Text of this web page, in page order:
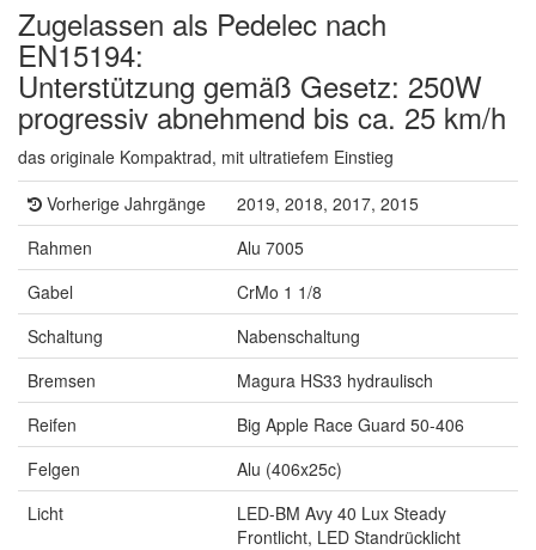
Zugelassen als Pedelec nach
EN15194:
Unterstützung gemäß Gesetz: 250W
progressiv abnehmend bis ca. 25 km/h
das originale Kompaktrad, mit ultratiefem Einstieg
Vorherige Jahrgänge
2019, 2018, 2017, 2015
Rahmen
Alu 7005
Gabel
CrMo 1 1/8
Schaltung
Nabenschaltung
Bremsen
Magura HS33 hydraulisch
Reifen
Big Apple Race Guard 50-406
Felgen
Alu (406x25c)
Licht
LED-BM Avy 40 Lux Steady
Frontlicht, LED Standrücklicht